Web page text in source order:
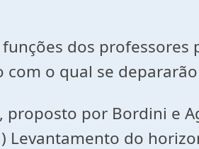
dos professores
o qual se
proposto por Bordini e
Levantamento do